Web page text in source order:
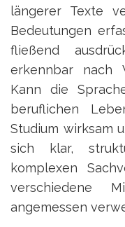
längerer Texte
Bedeutungen
fließend
erkennbar nach
Kann die
beruflichen
Studium wirksam
sich klar,
komplexen
verschiedene
angemessen